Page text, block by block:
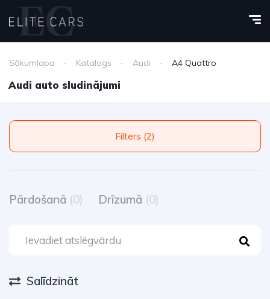
Sākumlapa Katalogs Audi A4 Quattro
Audi auto sludinājumi
Filters (2)
Pārdošanā (0) Drīzumā (0)
Salīdzināt